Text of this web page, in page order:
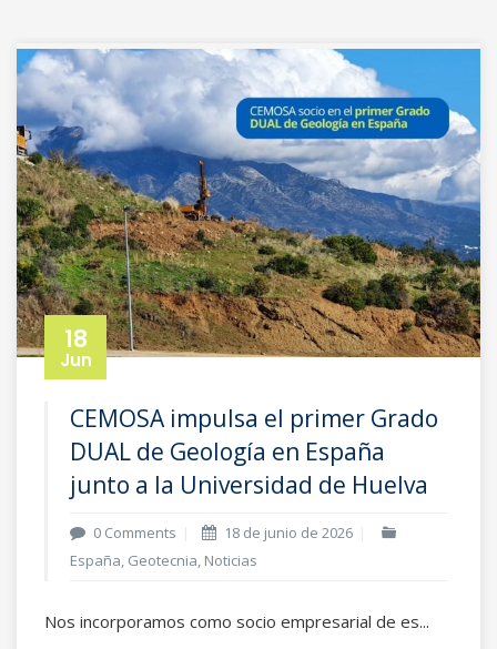
18
Jun
CEMOSA impulsa el primer Grado
DUAL de Geología en España
junto a la Universidad de Huelva
0 Comments
18 de junio de 2026
España, Geotecnia, Noticias
Nos incorporamos como socio empresarial de es...